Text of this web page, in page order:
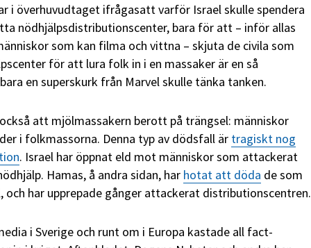
i överhuvudtaget ifrågasatt varför Israel skulle spendera
nödhjälpsdistributionscenter, bara för att – inför allas
som kan filma och vittna – skjuta de civila som
för att lura folk in i en massaker är en så
en superskurk från Marvel skulle tänka tanken.
också att mjölmassakern berott på trängsel: människor
i folkmassorna. Denna typ av dödsfall är tragiskt nog
. Israel har öppnat eld mot människor som attackerat
Hamas, å andra sidan, har hotat att döda de som
har upprepade gånger attackerat distributionscentren.
i Sverige och runt om i Europa kastade all fact-